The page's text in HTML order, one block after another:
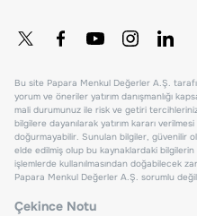
Bu site Papara Menkul Değerler A.Ş.
yorum ve öneriler yatırım danışmanlığı
mali durumunuz ile risk ve getiri
bilgilere dayanılarak yatırım kararı
doğurmayabilir. Sunulan bilgiler, güvenilir
elde edilmiş olup bu kaynaklardaki
işlemlerde kullanılmasından doğabilecek
Papara Menkul Değerler A.Ş. sorumlu
Çekince Notu